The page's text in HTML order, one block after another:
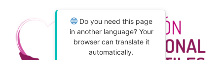
Do you need this page
in another language? Your
browser can translate it
automatically.